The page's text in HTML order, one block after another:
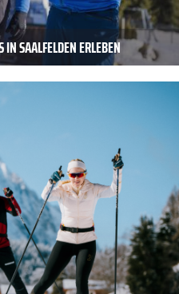
SAALFELDEN ERLEBEN